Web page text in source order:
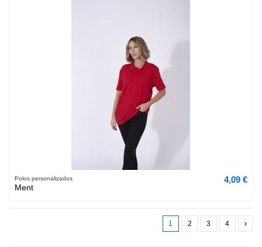
Polos personalizados
Ment
4,09 €
1 2 3 4